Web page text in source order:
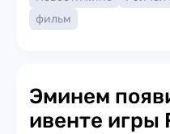
фильм
Эминем
ивенте игры